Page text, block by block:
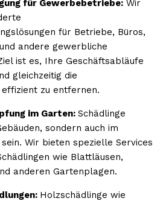
für Gewerbebetriebe: Wir
für Betriebe, Büros,
andere gewerbliche
ist es, Ihre Geschäftsabläufe
gleichzeitig die
zu entfernen.
im Garten: Schädlinge
sondern auch im
Wir bieten spezielle Services
wie Blattläusen,
anderen Gartenplagen.
Holzschädlinge wie